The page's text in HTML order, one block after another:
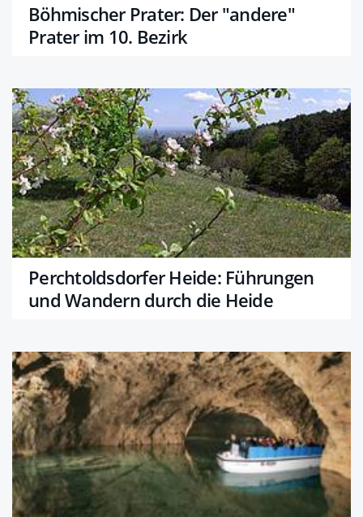
Böhmischer Prater: Der "andere"
Prater im 10. Bezirk
Perchtoldsdorfer Heide: Führungen
und Wandern durch die Heide